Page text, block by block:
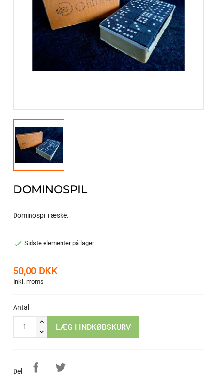
DOMINOSPIL
Dominospil i æske.
 Sidste elementer på lager
50,00 DKK
Inkl. moms
Antal
LÆG I INDKØBSKURV
Del